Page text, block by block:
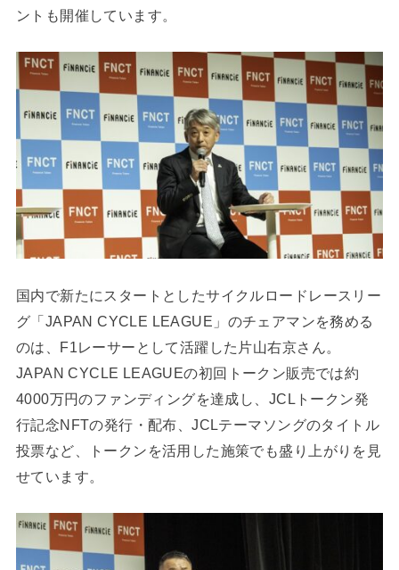
ントも開催しています。
国内で新たにスタートとしたサイクルロードレースリー
グ「JAPAN CYCLE LEAGUE」のチェアマンを務める
のは、F1レーサーとして活躍した⽚⼭右京さん。
JAPAN CYCLE LEAGUEの初回トークン販売では約
4000万円のファンディングを達成し、JCLトークン発
行記念NFTの発行・配布、JCLテーマソングのタイトル
投票など、トークンを活用した施策でも盛り上がりを見
せています。